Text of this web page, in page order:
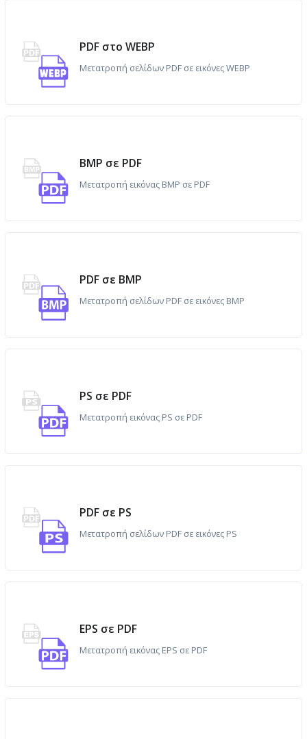
PDF στο WEBP
Μετατροπή σελίδων PDF σε εικόνες WEBP
BMP σε PDF
Μετατροπή εικόνας BMP σε PDF
PDF σε BMP
Μετατροπή σελίδων PDF σε εικόνες BMP
PS σε PDF
Μετατροπή εικόνας PS σε PDF
PDF σε PS
Μετατροπή σελίδων PDF σε εικόνες PS
EPS σε PDF
Μετατροπή εικόνας EPS σε PDF